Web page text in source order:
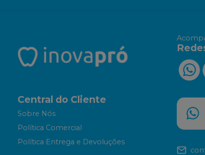
Central do Cliente
Sobre Nós
Política Comercial
Política Entrega e Devoluções